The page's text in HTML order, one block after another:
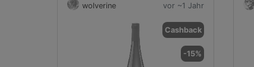
wolverine vor ~1 Jahr
Cashback
-15%